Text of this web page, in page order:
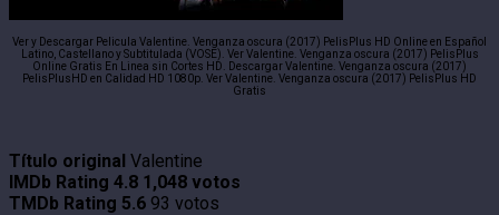
Ver y Descargar Pelicula Valentine. Venganza oscura (2017) PelisPlus HD Online en Español
Latino, Castellano y Subtitulada (VOSE). Ver Valentine. Venganza oscura (2017) PelisPlus
Online Gratis En Linea sin Cortes HD. Descargar Valentine. Venganza oscura (2017)
PelisPlusHD en Calidad HD 1080p. Ver Valentine. Venganza oscura (2017) PelisPlus HD
Gratis
Título original Valentine
IMDb Rating 4.8 1,048 votos
TMDb Rating 5.6 93 votos